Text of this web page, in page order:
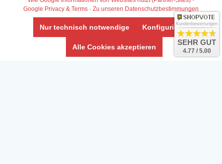
Google Privacy & Terms · Zu unseren Datenschutzbestimmungen
Nur technisch notwendige Konfigurieren
Alle Cookies akzeptieren
Kundenbewertungen
SEHR GUT
4.77 / 5.00